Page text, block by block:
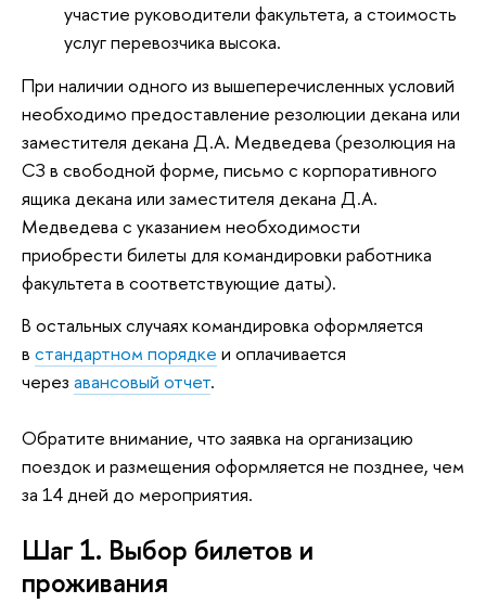
участие руководители факультета, а стоимость
услуг перевозчика высока.
При наличии одного из вышеперечисленных условий
необходимо предоставление резолюции декана или
заместителя декана Д.А. Медведева (резолюция на
СЗ в свободной форме, письмо с корпоративного
ящика декана или заместителя декана Д.А.
Медведева с указанием необходимости
приобрести билеты для командировки работника
факультета в соответствующие даты).
В остальных случаях командировка оформляется
в стандартном порядке и оплачивается
через авансовый отчет.
Обратите внимание, что заявка на организацию
поездок и размещения оформляется не позднее, чем
за 14 дней до мероприятия.
Шаг 1. Выбор билетов и
проживания